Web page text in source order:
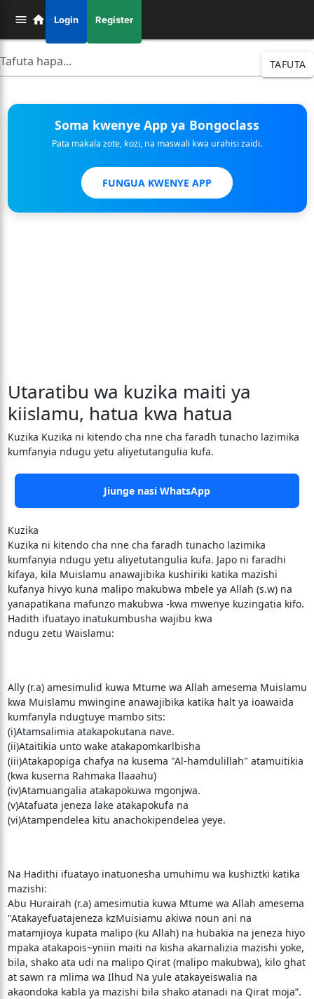
Login Register
TAFUTA
Soma kwenye App ya Bongoclass
Pata makala zote, kozi, na maswali kwa urahisi zaidi.
FUNGUA KWENYE APP
Utaratibu wa kuzika maiti ya
kiislamu, hatua kwa hatua
Kuzika Kuzika ni kitendo cha nne cha faradh tunacho lazimika
kumfanyia ndugu yetu aliyetutangulia kufa.
Jiunge nasi WhatsApp
Kuzika
Kuzika ni kitendo cha nne cha faradh tunacho lazimika
kumfanyia ndugu yetu aliyetutangulia kufa. Japo ni faradhi
kifaya, kila Muislamu anawajibika kushiriki katika mazishi
kufanya hivyo kuna malipo makubwa mbele ya Allah (s.w) na
yanapatikana mafunzo makubwa -kwa mwenye kuzingatia kifo.
Hadith ifuatayo inatukumbusha wajibu kwa
ndugu zetu Waislamu:
Ally (r.a) amesimulid kuwa Mtume wa Allah amesema Muislamu
kwa Muislamu mwingine anawajibika katika halt ya ioawaida
kumfanyla ndugtuye mambo sits:
(i)Atamsalimia atakapokutana nave.
(ii)Ataitikia unto wake atakapomkarlbisha
(iii)Atakapopiga chafya na kusema "Al-hamdulillah" atamuitikia
(kwa kuserna Rahmaka llaaahu)
(iv)Atamuangalia atakapokuwa mgonjwa.
(v)Atafuata jeneza lake atakapokufa na
(vi)Atampendelea kitu anachokipendelea yeye.
Na Hadithi ifuatayo inatuonesha umuhimu wa kushiztki katika
mazishi:
Abu Hurairah (r.a) amesimutia kuwa Mtume wa Allah amesema
"Atakayefuatajeneza kzMuisiamu akiwa noun ani na
matamjioya kupata malipo (ku Allah) na hubakia na jeneza hiyo
mpaka atakapois~yniin maiti na kisha akarnalizia mazishi yoke,
bila, shako ata udi na malipo Qirat (malipo makubwa), kilo ghat
at sawn ra mlima wa Ilhud Na yule atakayeiswalia na
akaondoka kabla ya mazishi bila shako atanadi na Qirat moja”.